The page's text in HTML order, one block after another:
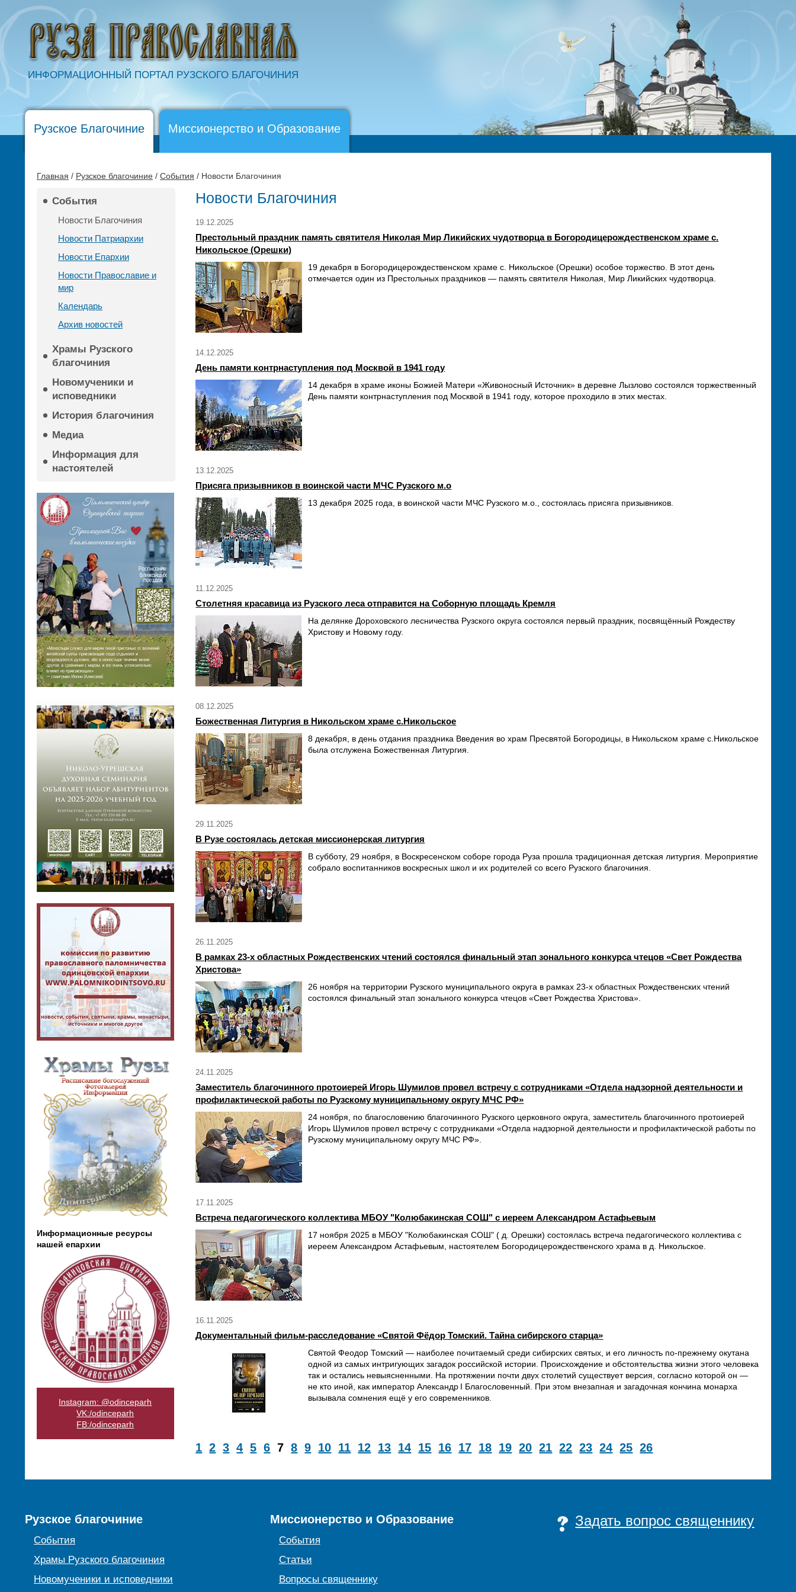
ИНФОРМАЦИОННЫЙ ПОРТАЛ РУЗСКОГО БЛАГОЧИНИЯ
Рузское Благочиние Миссионерство и Образование
Главная / Рузское благочиние / События / Новости Благочиния
События
Новости Благочиния
Новости Патриархии
Новости Епархии
Новости Православие и
мир
Календарь
Архив новостей
Храмы Рузского
благочиния
Новомученики и
исповедники
История благочиния
Медиа
Информация для
настоятелей
Информационные ресурсы
нашей епархии
Instagram: @odinceparh
VK:/odinceparh
FB:/odinceparh
Новости Благочиния
19.12.2025
Престольный праздник память святителя Николая Мир Ликийских чудотворца в Богородицерождественском храме с.
Никольское (Орешки)
19 декабря в Богородицерождественском храме с. Никольское (Орешки) особое торжество. В этот день
отмечается один из Престольных праздников — память святителя Николая, Мир Ликийских чудотворца.
14.12.2025
День памяти контрнаступления под Москвой в 1941 году
14 декабря в храме иконы Божией Матери «Живоносный Источник» в деревне Лызлово состоялся торжественный
День памяти контрнаступления под Москвой в 1941 году, которое проходило в этих местах.
13.12.2025
Присяга призывников в воинской части МЧС Рузского м.о
13 декабря 2025 года, в воинской части МЧС Рузского м.о., состоялась присяга призывников.
11.12.2025
Столетняя красавица из Рузского леса отправится на Соборную площадь Кремля
На делянке Дороховского лесничества Рузского округа состоялся первый праздник, посвящённый Рождеству
Христову и Новому году.
08.12.2025
Божественная Литургия в Никольском храме с.Никольское
8 декабря, в день отдания праздника Введения во храм Пресвятой Богородицы, в Никольском храме с.Никольское
была отслужена Божественная Литургия.
29.11.2025
В Рузе состоялась детская миссионерская литургия
В субботу, 29 ноября, в Воскресенском соборе города Руза прошла традиционная детская литургия. Мероприятие
собрало воспитанников воскресных школ и их родителей со всего Рузского благочиния.
26.11.2025
В рамках 23-х областных Рождественских чтений состоялся финальный этап зонального конкурса чтецов «Свет Рождества
Христова»
26 ноября на территории Рузского муниципального округа в рамках 23-х областных Рождественских чтений
состоялся финальный этап зонального конкурса чтецов «Свет Рождества Христова».
24.11.2025
Заместитель благочинного протоиерей Игорь Шумилов провел встречу с сотрудниками «Отдела надзорной деятельности и
профилактической работы по Рузскому муниципальному округу МЧС РФ»
24 ноября, по благословению благочинного Рузского церковного округа, заместитель благочинного протоиерей
Игорь Шумилов провел встречу с сотрудниками «Отдела надзорной деятельности и профилактической работы по
Рузскому муниципальному округу МЧС РФ».
17.11.2025
Встреча педагогического коллектива МБОУ "Колюбакинская СОШ" с иереем Александром Астафьевым
17 ноября 2025 в МБОУ "Колюбакинская СОШ" ( д. Орешки) состоялась встреча педагогического коллектива с
иереем Александром Астафьевым, настоятелем Богородицерождественского храма в д. Никольское.
16.11.2025
Документальный фильм-расследование «Святой Фёдор Томский. Тайна сибирского старца»
Святой Феодор Томский — наиболее почитаемый среди сибирских святых, и его личность по‑прежнему окутана
одной из самых интригующих загадок российской истории. Происхождение и обстоятельства жизни этого человека
так и остались невыясненными. На протяжении почти двух столетий существует версия, согласно которой он —
не кто иной, как император Александр I Благословенный. При этом внезапная и загадочная кончина монарха
вызывала сомнения ещё у его современников.
1 2 3 4 5 6 78 9 10 11 12 13 14 15 16 17 18 19 20 21 22 23 24 25 26
Рузское благочиние
События
Храмы Рузского благочиния
Новомученики и исповедники
Миссионерство и Образование
События
Статьи
Вопросы священнику
Задать вопрос священнику